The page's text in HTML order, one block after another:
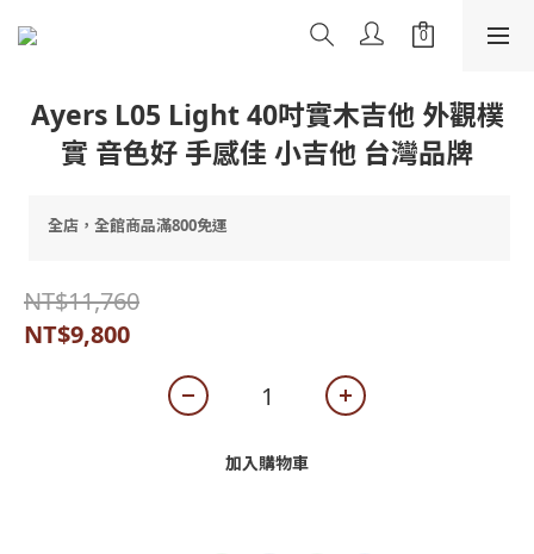
Ayers L05 Light 40吋實木吉他 外觀樸
實 音色好 手感佳 小吉他 台灣品牌
全店，全館商品滿800免運
NT$11,760
NT$9,800
加入購物車